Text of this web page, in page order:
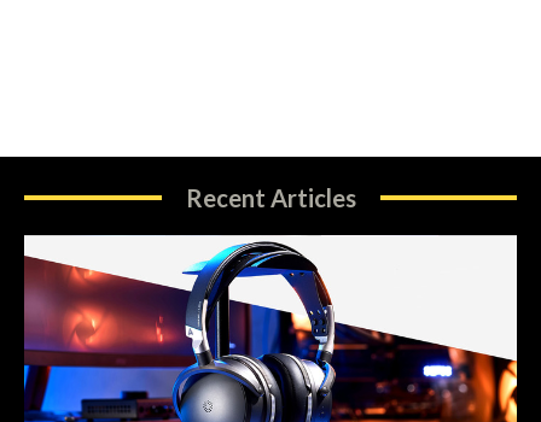
Recent Articles